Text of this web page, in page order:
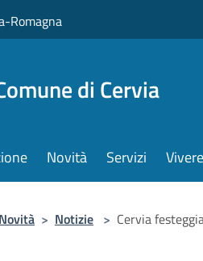
Romagna
di Cervia
Novità Servizi
Novità > Notizie > Cervia